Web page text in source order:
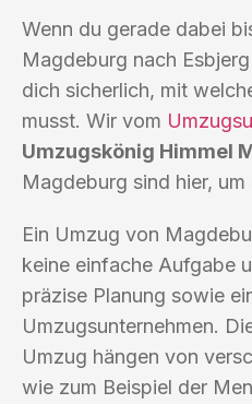
Wenn du gerade dabei
Magdeburg nach
dich sicherlich, mit
musst. Wir vom
Umzugskönig Himmel
Magdeburg sind hier, um
Ein Umzug von
keine einfache Aufgabe
präzise Planung sowie
Umzugsunternehmen.
Umzug hängen von
wie zum Beispiel der